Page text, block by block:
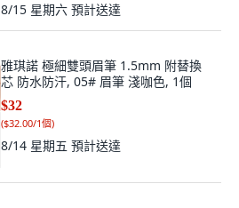
8/15 星期六 預計送達
雅琪諾 極細雙頭眉筆 1.5mm 附替換
芯 防水防汗, 05# 眉筆 淺咖色, 1個
$32
($32.00/1個)
8/14 星期五 預計送達